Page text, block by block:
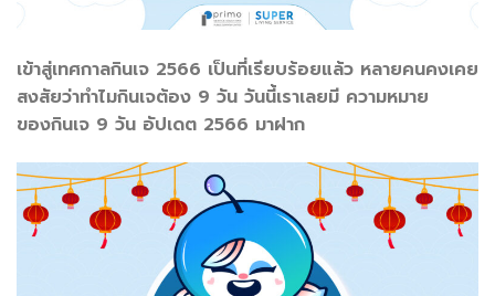
เข้าสู่เทศกาลกินเจ 2566 เป็นที่เรียบร้อยแล้ว หลายคนคงเคย
สงสัยว่าทำไมกินเจต้อง 9 วัน วันนี้เราเลยมี ความหมาย
ของกินเจ 9 วัน อัปเดต 2566 มาฝาก